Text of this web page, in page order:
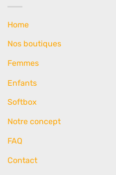
Home
Nos boutiques
Femmes
Enfants
Softbox
Notre concept
FAQ
Contact